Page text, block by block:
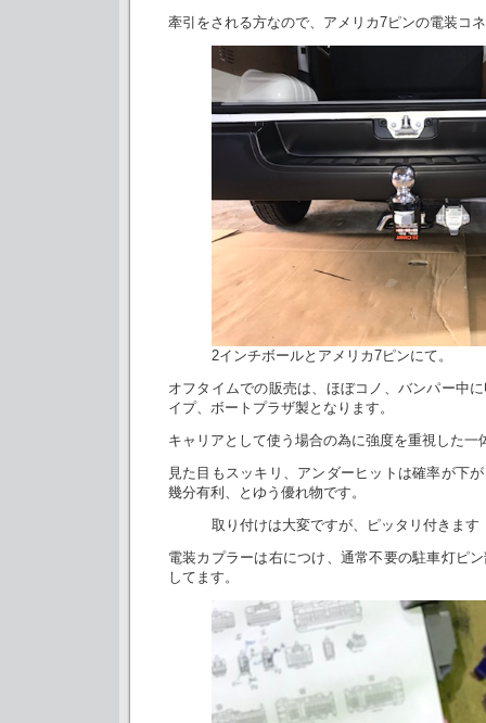
牽引をされる方なので、アメリカ7ピンの電装コ
2インチボールとアメリカ7ピンにて。
オフタイムでの販売は、ほぼコノ、バンパー中
イプ、ボートプラザ製となります。
キャリアとして使う場合の為に強度を重視した一
見た目もスッキリ、アンダーヒットは確率が下
幾分有利、とゆう優れ物です。
取り付けは大変ですが、ピッタリ付きます
電装カプラーは右につけ、通常不要の駐車灯ピ
してます。